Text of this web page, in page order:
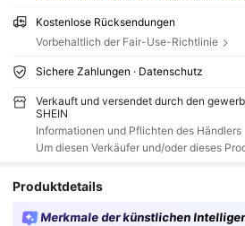
Kostenlose Rücksendungen
Vorbehaltlich der Fair-Use-Richtlinie
Sichere Zahlungen · Datenschutz
Verkauft und versendet durch den
SHEIN
Informationen und Pflichten des Händlers
Um diesen Verkäufer und/oder dieses
Produktdetails
Merkmale der künstlichen